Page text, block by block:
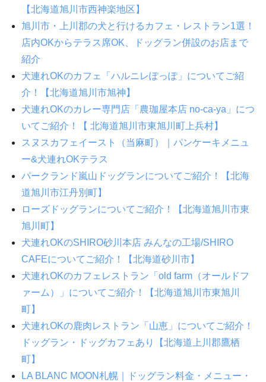
【北海道旭川市西神楽地区】
旭川市・上川郡の犬と行けるカフェ・レストラン1選！
店内OKからテラス席OK、ドッグラン併設のお店まで
紹介
犬連れOKのカフェ「ハルニレぽっぽ」についてご紹
介！【北海道旭川市旭神】
犬連れOKのカレー専門店「農珈屋本店 no-ca-ya」につ
いてご紹介！【 北海道旭川市東旭川町上兵村】
スヌスカフェイースト（当麻町）｜パンケーキメニュ
ー&犬連れOKテラス
パークランド嵐山ドッグランについてご紹介！【北海
道旭川市江丹別町】
ローズドッグランについてご紹介！【北海道旭川市東
旭川町】
犬連れOKのSHIRO砂川本店 みんなの工場/SHIRO
CAFEについてご紹介！【北海道砂川市】
犬連れOKのカフェレストラン「old farm（オールドフ
ァーム）」についてご紹介！【北海道旭川市東旭川
町】
犬連れOKの鹿肉レストラン「山恵」についてご紹介！
ドッグラン・ドッグカフェあり【北海道上川郡鷹栖
町】
LA BLANC MOON札幌｜ドッグラン料金・メニュー・